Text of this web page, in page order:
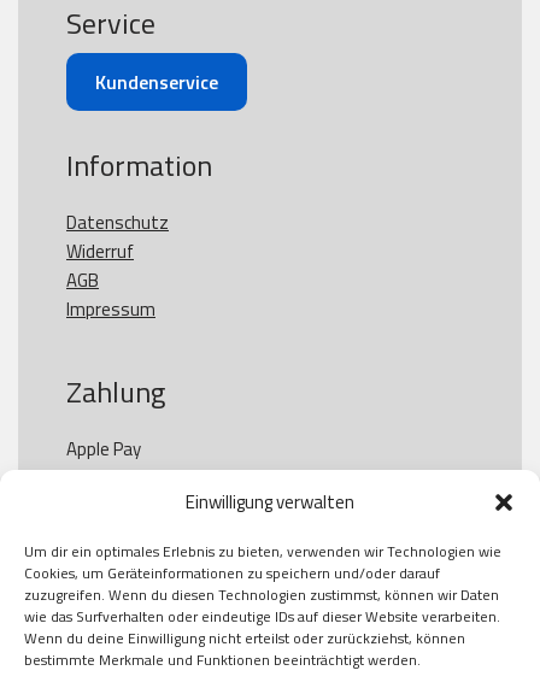
Einwilligung verwalten
Um dir ein optimales Erlebnis zu bieten, verwenden wir Technologien wie
Cookies, um Geräteinformationen zu speichern und/oder darauf
zuzugreifen. Wenn du diesen Technologien zustimmst, können wir Daten
wie das Surfverhalten oder eindeutige IDs auf dieser Website verarbeiten.
Wenn du deine Einwilligung nicht erteilst oder zurückziehst, können
bestimmte Merkmale und Funktionen beeinträchtigt werden.
Service
Kundenservice
Information
Datenschutz
Widerruf
AGB
Impressum
Zahlung
Apple Pay
Paypal
Kauf auf Rechung
Klarna
American Express